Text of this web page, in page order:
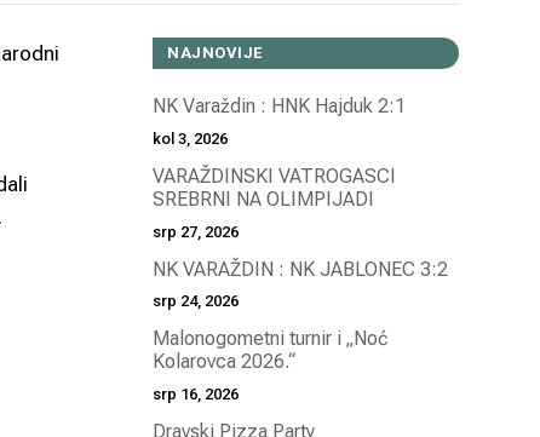
NAJNOVIJE
NK Varaždin : HNK Hajduk 2:1
kol 3, 2026
VARAŽDINSKI VATROGASCI
SREBRNI NA OLIMPIJADI
srp 27, 2026
NK VARAŽDIN : NK JABLONEC 3:2
srp 24, 2026
Malonogometni turnir i „Noć
Kolarovca 2026.“
srp 16, 2026
Dravski Pizza Party